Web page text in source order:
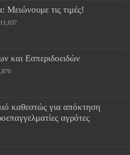
Μειώνουμε τις τιμές!
11,637
και Εσπεριδοειδών
καθεστώς για απόκτηση
αγρότες